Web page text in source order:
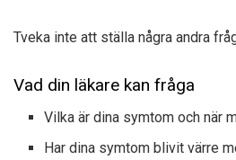
Tveka inte att ställa några andra
Vad din läkare kan fråga
Vilka är dina symtom och när
Har dina symtom blivit värre